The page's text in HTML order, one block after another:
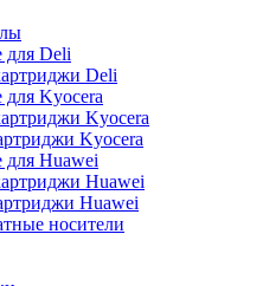
Deli
Deli
Kyocera
Kyocera
Kyocera
Huawei
Huawei
Huawei
носители